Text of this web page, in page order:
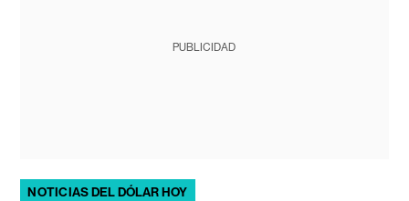
PUBLICIDAD
NOTICIAS DEL DÓLAR HOY